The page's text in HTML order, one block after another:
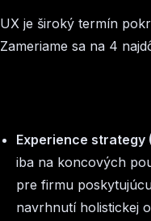
UX je široký termín
Zameriame sa na 4
Experience strategy
iba na koncových
pre firmu
navrhnutí holistickej